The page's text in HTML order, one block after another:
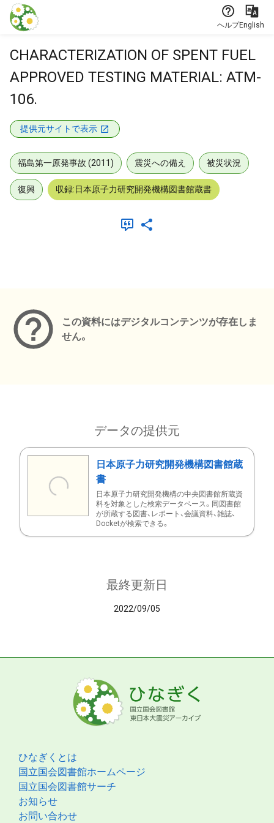
本文に飛ぶ
ヘルプEnglish
CHARACTERIZATION OF SPENT FUEL
APPROVED TESTING MATERIAL: ATM-
106.
提供元サイトで表示
福島第一原発事故 (2011) 震災への備え 被災状況
復興 収録:日本原子力研究開発機構図書館蔵書
この資料にはデジタルコンテンツが存在しま
せん。
データの提供元
日本原子力研究開発機構図書館蔵
書
日本原子力研究開発機構の中央図書館所蔵資
料を対象とした検索データベース。同図書館
が所蔵する図書、レポート、会議資料、雑誌、
Docketが検索できる。
最終更新日
2022/09/05
ひなぎくとは
国立国会図書館ホームページ
国立国会図書館サーチ
お知らせ
お問い合わせ